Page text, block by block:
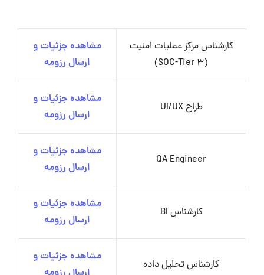
کارشناس مرکز عملیات امنیت
(SOC-Tier 3)
مشاهده جزئیات و
ارسال رزومه
طراح UI/UX
مشاهده جزئیات و
ارسال رزومه
QA Engineer
مشاهده جزئیات و
ارسال رزومه
کارشناس BI
مشاهده جزئیات و
ارسال رزومه
کارشناس تحلیل داده
مشاهده جزئیات و